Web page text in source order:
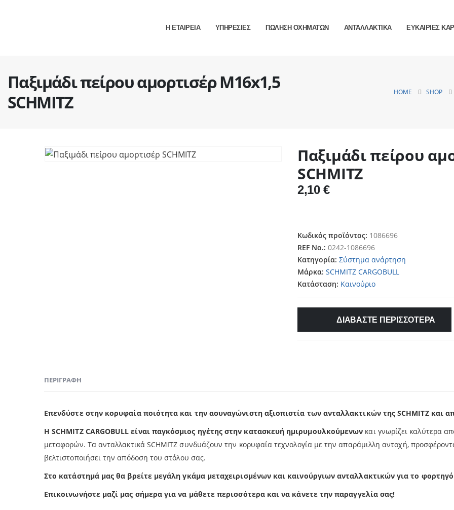
Η ΕΤΑΙΡΕΙΑ ΥΠΗΡΕΣΙΕΣ ΠΩΛΗΣΗ ΟΧΗΜΑΤΩΝ ΑΝΤΑΛΛΑΚΤΙΚΑ ΕΥΚΑΙΡΙΕΣ
Παξιμάδι πείρου αμορτισέρ M16x1,5
SCHMITZ
HOME SHOP
Παξιμάδι πείρου
SCHMITZ
2,10 €
Κωδικός προϊόντος: 1086696
REF No.: 0242-1086696
Κατηγορία: Σύστημα ανάρτηση
Μάρκα: SCHMITZ CARGOBULL
Κατάσταση: Καινούριο
ΔΙΑΒΑΣΤΕ ΠΕΡΙΣΣΟΤΕΡΑ
ΠΕΡΙΓΡΑΦΉ
Επενδύστε στην κορυφαία ποιότητα και την ασυναγώνιστη αξιοπιστία των ανταλλακτικών της SCHMITZ και
Η SCHMITZ CARGOBULL είναι παγκόσμιος ηγέτης στην κατασκευή ημιρυμουλκούμενων και γνωρίζει καλύτερα
μεταφορών. Τα ανταλλακτικά SCHMITZ συνδυάζουν την κορυφαία τεχνολογία με την απαράμιλλη αντοχή,
βελτιστοποιήσει την απόδοση του στόλου σας.
Στο κατάστημά μας θα βρείτε μεγάλη γκάμα μεταχειρισμένων και καινούργιων ανταλλακτικών για το
Επικοινωνήστε μαζί μας σήμερα για να μάθετε περισσότερα και να κάνετε την παραγγελία σας!